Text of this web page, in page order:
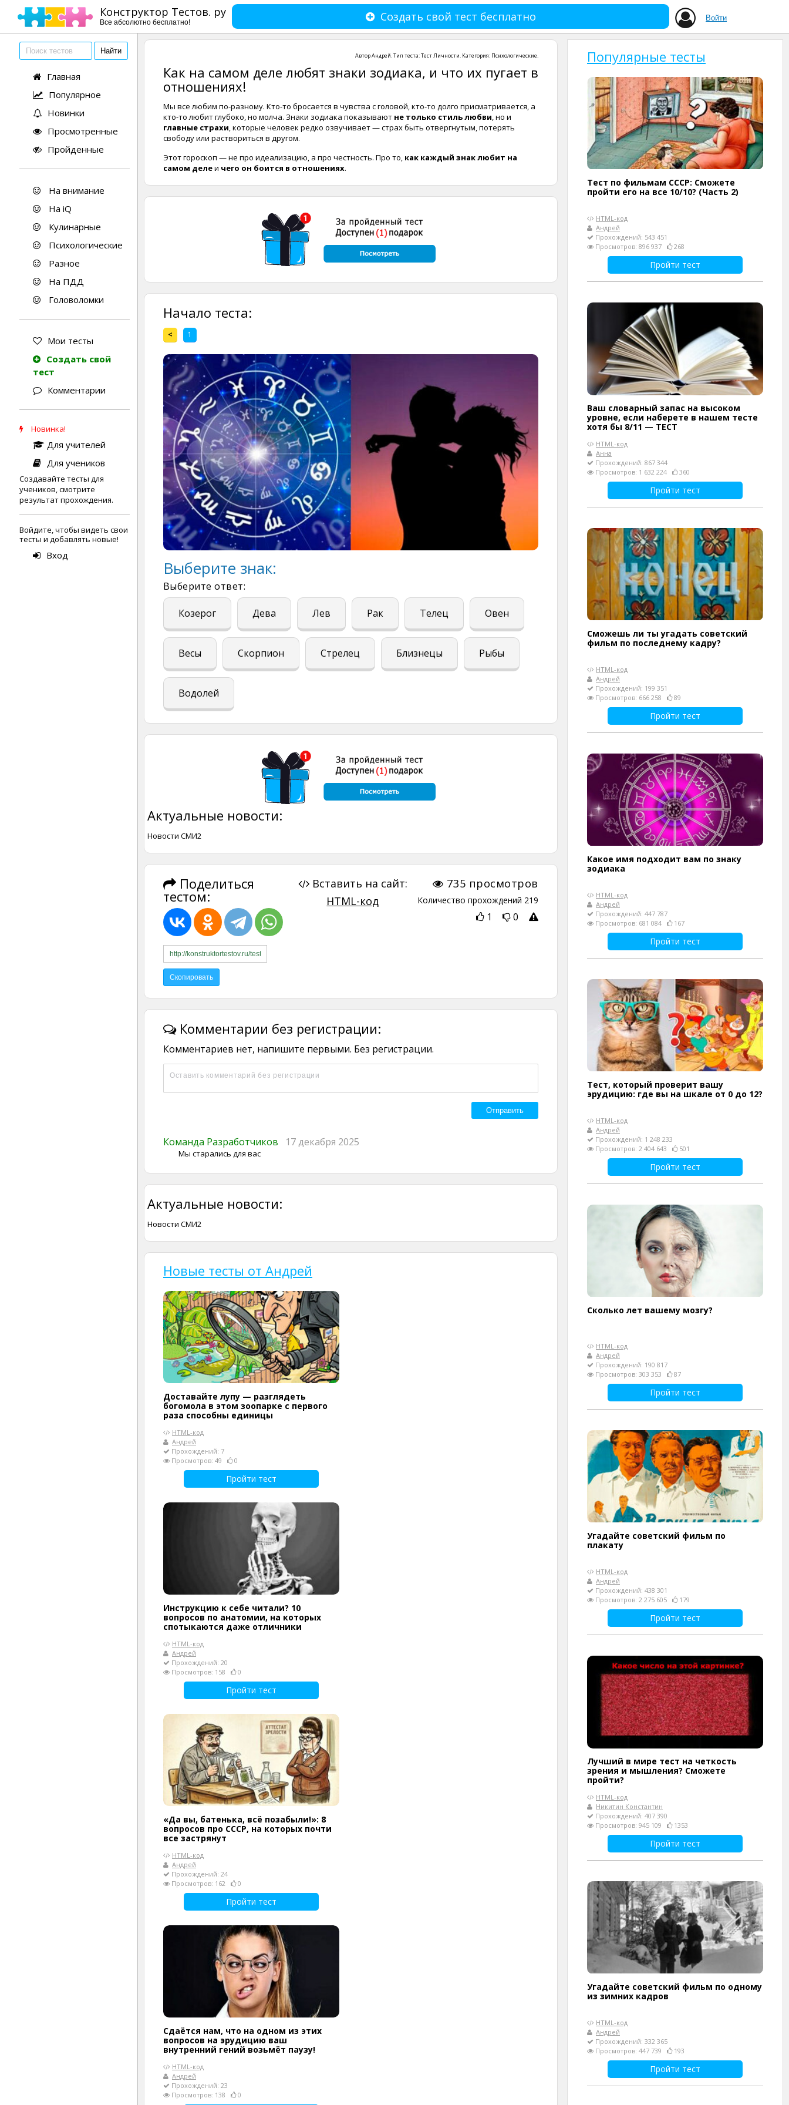
Конструктор Тестов. ру
Все абсолютно бесплатно! Войти
Создать свой тест бесплатно
Главная
Популярное
Новинки
Просмотренные
Пройденные
На внимание
На iQ
Кулинарные
Психологические
Разное
На ПДД
Головоломки
Мои тесты
Создать свой
тест
Комментарии
Новинка!
Для учителей
Для учеников
Создавайте тесты для
учеников, смотрите
результат прохождения.
Войдите, чтобы видеть свои
тесты и добавлять новые!
Вход
АвторАндрей. Тип теста:Тест Личности. Категория: Психологические.
Как на самом деле любят знаки зодиака, и что их пугает в
отношениях!
Мы все любим по-разному. Кто-то бросается в чувства с головой, кто-то долго присматривается, а
кто-то любит глубоко, но молча. Знаки зодиака показывают не только стиль любви, но и
главные страхи, которые человек редко озвучивает — страх быть отвергнутым, потерять
свободу или раствориться в другом.
Этот гороскоп — не про идеализацию, а про честность. Про то, как каждый знак любит на
самом делеи чего он боится в отношениях.
Начало теста:
< 1
Выберите знак:
Выберите ответ:
Козерог Дева Лев Рак Телец Овен
Весы Скорпион Стрелец Близнецы Рыбы
Водолей
Актуальные новости:
Новости СМИ2
Поделиться
тестом:
735 просмотров
Количество прохождений 219
1 0
Вставить на сайт:
HTML-код
Комментарии без регистрации:
Комментариев нет, напишите первыми. Без регистрации.
Команда Разработчиков 17 декабря 2025
Мы старались для вас
Актуальные новости:
Новости СМИ2
Новые тесты от Андрей
Доставайте лупу — разглядеть
богомола в этом зоопарке с первого
раза способны единицы
HTML-код
Андрей
Прохождений: 7
Просмотров: 49
0
Пройти тест
Инструкцию к себе читали? 10
вопросов по анатомии, на которых
спотыкаются даже отличники
HTML-код
Андрей
Прохождений: 20
Просмотров: 158
0
Пройти тест
«Да вы, батенька, всё позабыли!»: 8
вопросов про СССР, на которых почти
все застрянут
HTML-код
Андрей
Прохождений: 24
Просмотров: 162
0
Пройти тест
Сдаётся нам, что на одном из этих
вопросов на эрудицию ваш
внутренний гений возьмёт паузу!
HTML-код
Андрей
Прохождений: 23
Просмотров: 138
0
Популярные тесты
Тест по фильмам СССР: Сможете
пройти его на все 10/10? (Часть 2)
HTML-код
Андрей
Прохождений: 543 451
Просмотров: 896 937
268
Пройти тест
Ваш словарный запас на высоком
уровне, если наберете в нашем тесте
хотя бы 8/11 — ТЕСТ
HTML-код
Анна
Прохождений: 867 344
Просмотров: 1 632 224
360
Пройти тест
Сможешь ли ты угадать советский
фильм по последнему кадру?
HTML-код
Андрей
Прохождений: 199 351
Просмотров: 666 258
89
Пройти тест
Какое имя подходит вам по знаку
зодиака
HTML-код
Андрей
Прохождений: 447 787
Просмотров: 681 084
167
Пройти тест
Тест, который проверит вашу
эрудицию: где вы на шкале от 0 до 12?
HTML-код
Андрей
Прохождений: 1 248 233
Просмотров: 2 404 643
501
Пройти тест
Сколько лет вашему мозгу?
HTML-код
Андрей
Прохождений: 190 817
Просмотров: 303 353
87
Пройти тест
Угадайте советский фильм по
плакату
HTML-код
Андрей
Прохождений: 438 301
Просмотров: 2 275 605
179
Пройти тест
Лучший в мире тест на четкость
зрения и мышления? Сможете
пройти?
HTML-код
Никитин Константин
Прохождений: 407 390
Просмотров: 945 109
1353
Пройти тест
Угадайте советский фильм по одному
из зимних кадров
HTML-код
Андрей
Прохождений: 332 365
Просмотров: 447 739
193
Пройти тест